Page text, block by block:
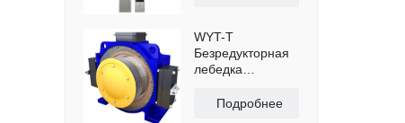
WYT-T
Безредукторная
лебедка
помещения)
Подробнее